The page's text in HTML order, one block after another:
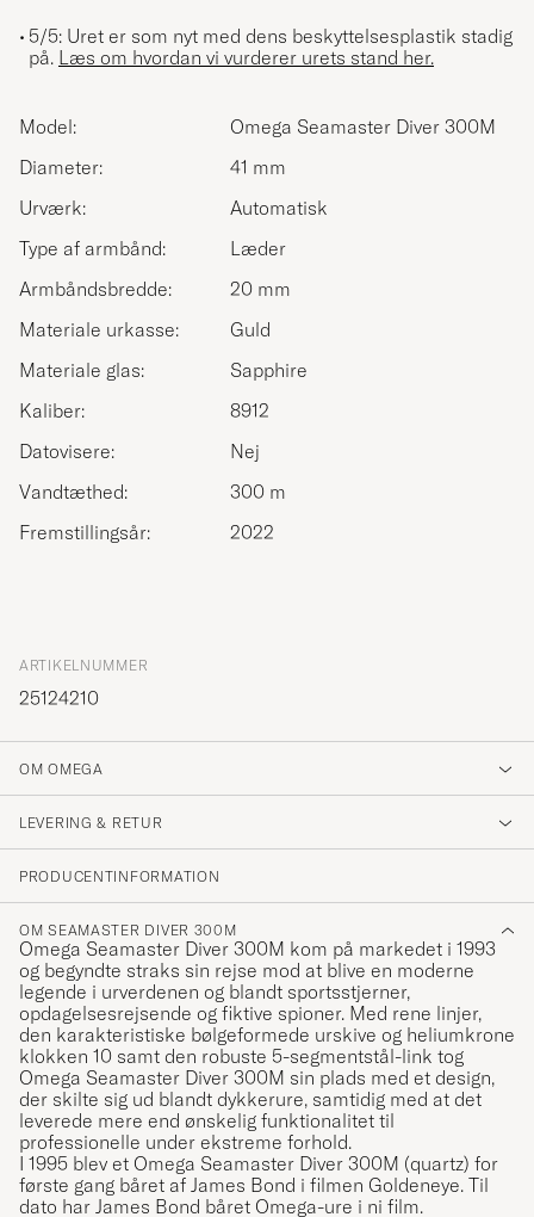
5/5: Uret er som nyt med dens beskyttelsesplastik stadig
på. Læs om hvordan vi vurderer urets stand her.
Model:
Omega Seamaster Diver 300M
Diameter:
41 mm
Urværk:
Automatisk
Type af armbånd:
Læder
Armbåndsbredde:
20 mm
Materiale urkasse:
Guld
Materiale glas:
Sapphire
Kaliber:
8912
Datovisere:
Nej
Vandtæthed:
300 m
Fremstillingsår:
2022
ARTIKELNUMMER
25124210
OM OMEGA
LEVERING & RETUR
PRODUCENTINFORMATION
OM SEAMASTER DIVER 300M
Omega Seamaster Diver 300M kom på markedet i 1993
og begyndte straks sin rejse mod at blive en moderne
legende i urverdenen og blandt sportsstjerner,
opdagelsesrejsende og fiktive spioner. Med rene linjer,
den karakteristiske bølgeformede urskive og heliumkrone
klokken 10 samt den robuste 5-segmentstål-link tog
Omega Seamaster Diver 300M sin plads med et design,
der skilte sig ud blandt dykkerure, samtidig med at det
leverede mere end ønskelig funktionalitet til
professionelle under ekstreme forhold.
I 1995 blev et Omega Seamaster Diver 300M (quartz) for
første gang båret af James Bond i filmen Goldeneye. Til
dato har James Bond båret Omega-ure i ni film.